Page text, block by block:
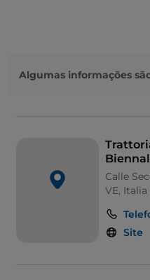
Algumas informações
Calle
VE, Italia
Site